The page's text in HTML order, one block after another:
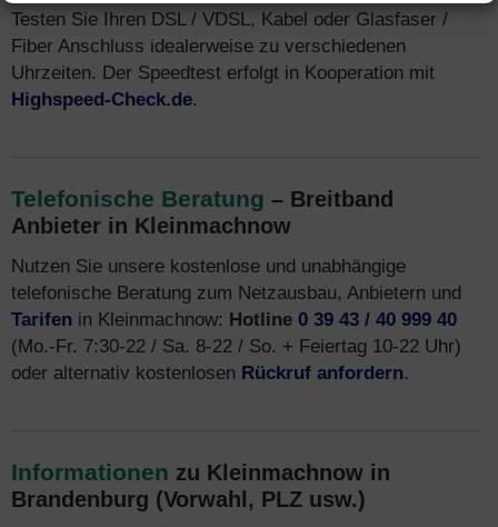
Testen Sie Ihren DSL / VDSL, Kabel oder Glasfaser /
Fiber Anschluss idealerweise zu verschiedenen
Uhrzeiten. Der Speedtest erfolgt in Kooperation mit
Highspeed-Check.de.
Telefonische Beratung – Breitband
Anbieter in Kleinmachnow
Nutzen Sie unsere kostenlose und unabhängige
telefonische Beratung zum Netzausbau, Anbietern und
Tarifen in Kleinmachnow: Hotline 0 39 43 / 40 999 40
(Mo.-Fr. 7:30-22 / Sa. 8-22 / So. + Feiertag 10-22 Uhr)
oder alternativ kostenlosen Rückruf anfordern.
Informationen zu Kleinmachnow in
Brandenburg (Vorwahl, PLZ usw.)